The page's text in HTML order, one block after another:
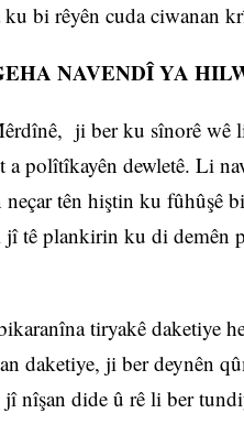
bi rêyên cuda ciwanan
NAVENDÎ YA
ji ber ku sînorê wê
a polîtîkayên dewletê. Li
tên hiştin ku fûhûşê
tê plankirin ku di demên
tiryakê daketiye
daketiye, ji ber deynên
jî nîşan dide û rê li ber